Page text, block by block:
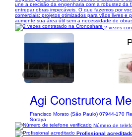
une a precisão da engenharia com a robustez da
entregar obras impecáveis. O que fazemos por
comerciais: projetos otimizados para vãos livres e
aumente sua área útil sem a necessidade de
2 vezes
1/20
Agi Construtora Me
Francisco Morato (São Paulo) 07944-170
Soraya
Número de
Profissional